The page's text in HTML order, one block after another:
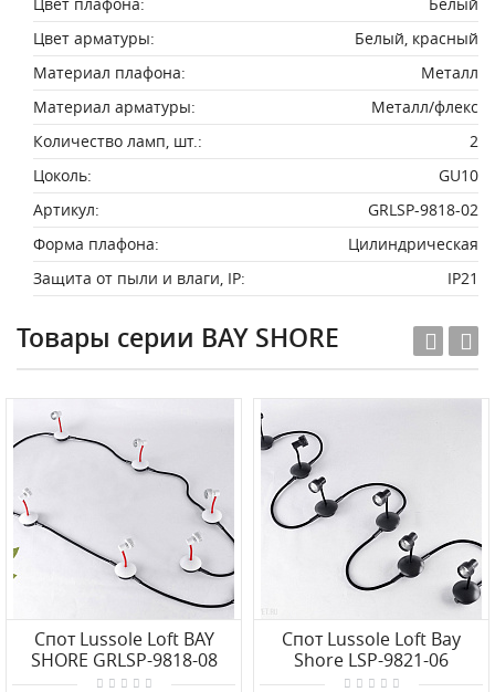
Цвет арматуры:
Белый, красный
Материал плафона:
Металл
Материал арматуры:
Металл/флекс
Количество ламп, шт.:
2
Цоколь:
GU10
Артикул:
GRLSP-9818-02
Форма плафона:
Цилиндрическая
Защита от пыли и влаги, IP:
IP21
Товары серии BAY SHORE
Спот Lussole Loft BAY
SHORE GRLSP-9818-08
Спот Lussole Loft Bay
Shore LSP-9821-06